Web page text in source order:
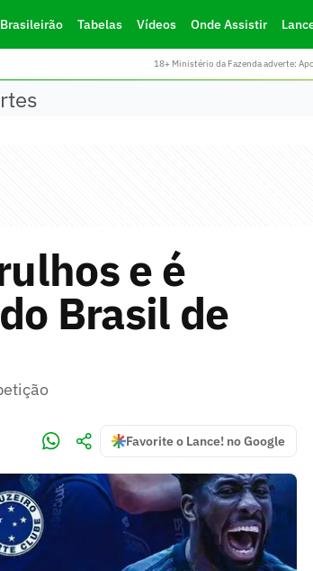
Brasileirão Tabelas Vídeos Onde Assistir
18+ Ministério da Fazenda adverte:
e é
Brasil de
Favorite o Lance! no Google